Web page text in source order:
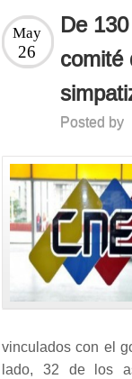
De
comité
May
26
Posted by
vinculados con el
lado, 32 de los